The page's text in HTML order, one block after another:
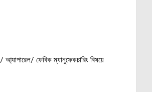
ফেবিক ম্যানুফেকচারিং বিষয়ে